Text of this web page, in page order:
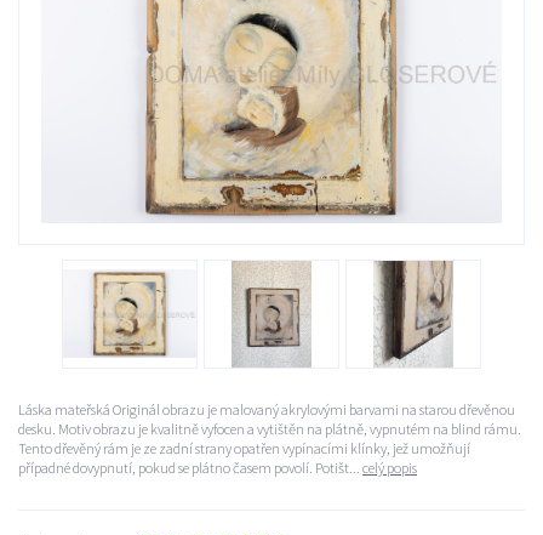
Láska mateřská Originál obrazu je malovaný akrylovými barvami na starou dřevěnou
desku. Motiv obrazu je kvalitně vyfocen a vytištěn na plátně, vypnutém na blind rámu.
Tento dřevěný rám je ze zadní strany opatřen vypínacími klínky, jež umožňují
případné dovypnutí, pokud se plátno časem povolí. Potišt... celý popis